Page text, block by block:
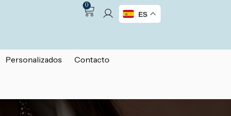
0
ES
Personalizados Contacto